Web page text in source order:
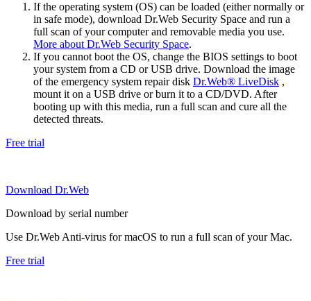
If the operating system (OS) can be loaded (either normally or
in safe mode), download Dr.Web Security Space and run a
full scan of your computer and removable media you use.
More about Dr.Web Security Space.
If you cannot boot the OS, change the BIOS settings to boot
your system from a CD or USB drive. Download the image
of the emergency system repair disk Dr.Web® LiveDisk ,
mount it on a USB drive or burn it to a CD/DVD. After
booting up with this media, run a full scan and cure all the
detected threats.
Free trial
Download Dr.Web
Download by serial number
Use Dr.Web Anti-virus for macOS to run a full scan of your Mac.
Free trial